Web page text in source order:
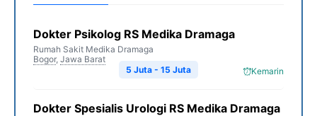
Dokter Psikolog RS Medika Dramaga
Rumah Sakit Medika Dramaga
Bogor, Jawa Barat
Kemarin
5 Juta - 15 Juta
Dokter Spesialis Urologi RS Medika Dramaga